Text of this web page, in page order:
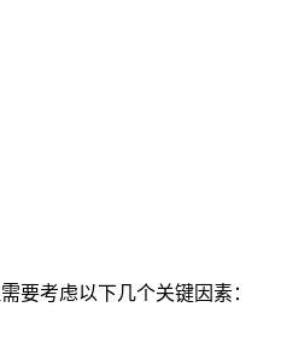
要考虑以下几个关键因素：